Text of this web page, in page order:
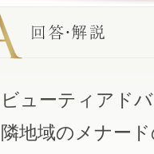
ビューティアド
隣地域のメナー